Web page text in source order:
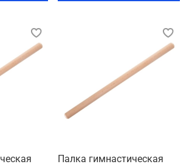
Палка гимнастическая